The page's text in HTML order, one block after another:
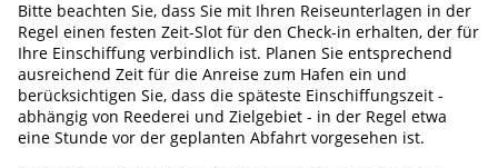
Bitte beachten Sie, dass Sie mit Ihren Reiseunterlagen in der
Regel einen festen Zeit-Slot für den Check-in erhalten, der für
Ihre Einschiffung verbindlich ist. Planen Sie entsprechend
ausreichend Zeit für die Anreise zum Hafen ein und
berücksichtigen Sie, dass die späteste Einschiffungszeit -
abhängig von Reederei und Zielgebiet - in der Regel etwa
eine Stunde vor der geplanten Abfahrt vorgesehen ist.